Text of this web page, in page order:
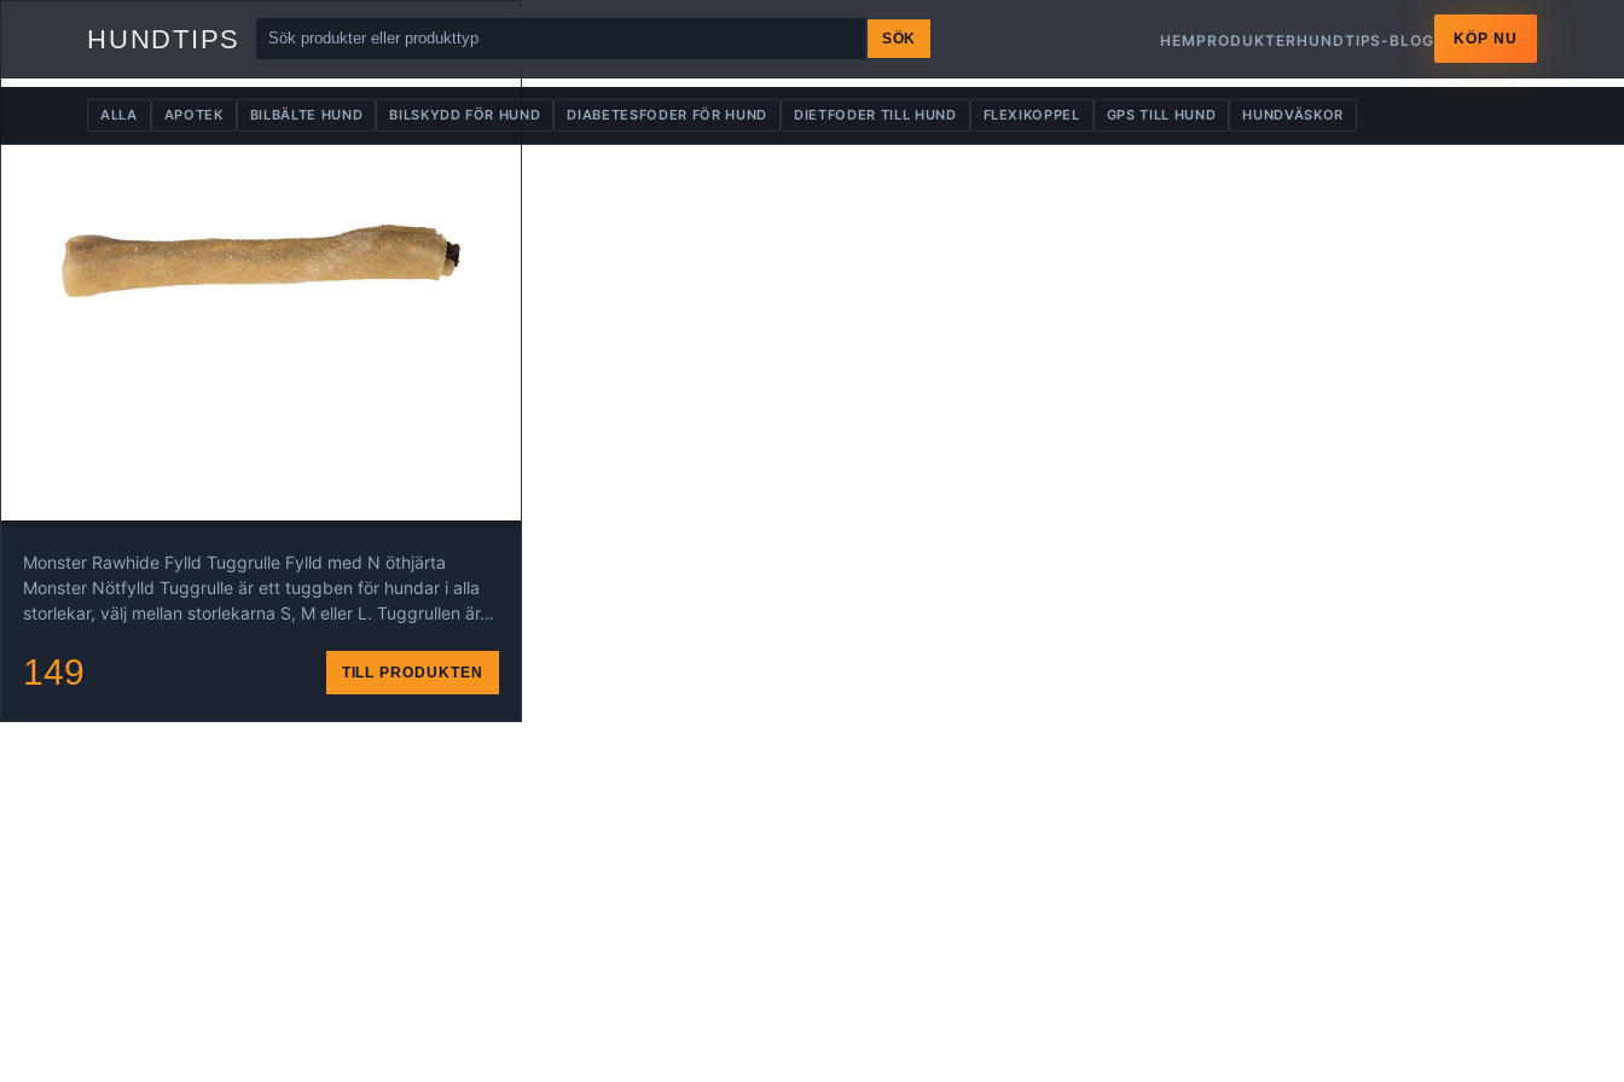
HUNDTIPS SÖK HEM PRODUKTERHUNDTIPS-BLOG KÖP NU
ALLA APOTEK BILBÄLTE HUND BILSKYDD FÖR HUND DIABETESFODER FÖR HUND DIETFODER TILL HUND FLEXIKOPPEL GPS TILL HUND HUNDVÄSKOR
Monster Rawhide Fylld Tuggrulle Fylld med N öthjärta
Monster Nötfylld Tuggrulle är ett tuggben för hundar i alla
storlekar, välj mellan storlekarna S, M eller L. Tuggrullen är…
149 TILL PRODUKTEN